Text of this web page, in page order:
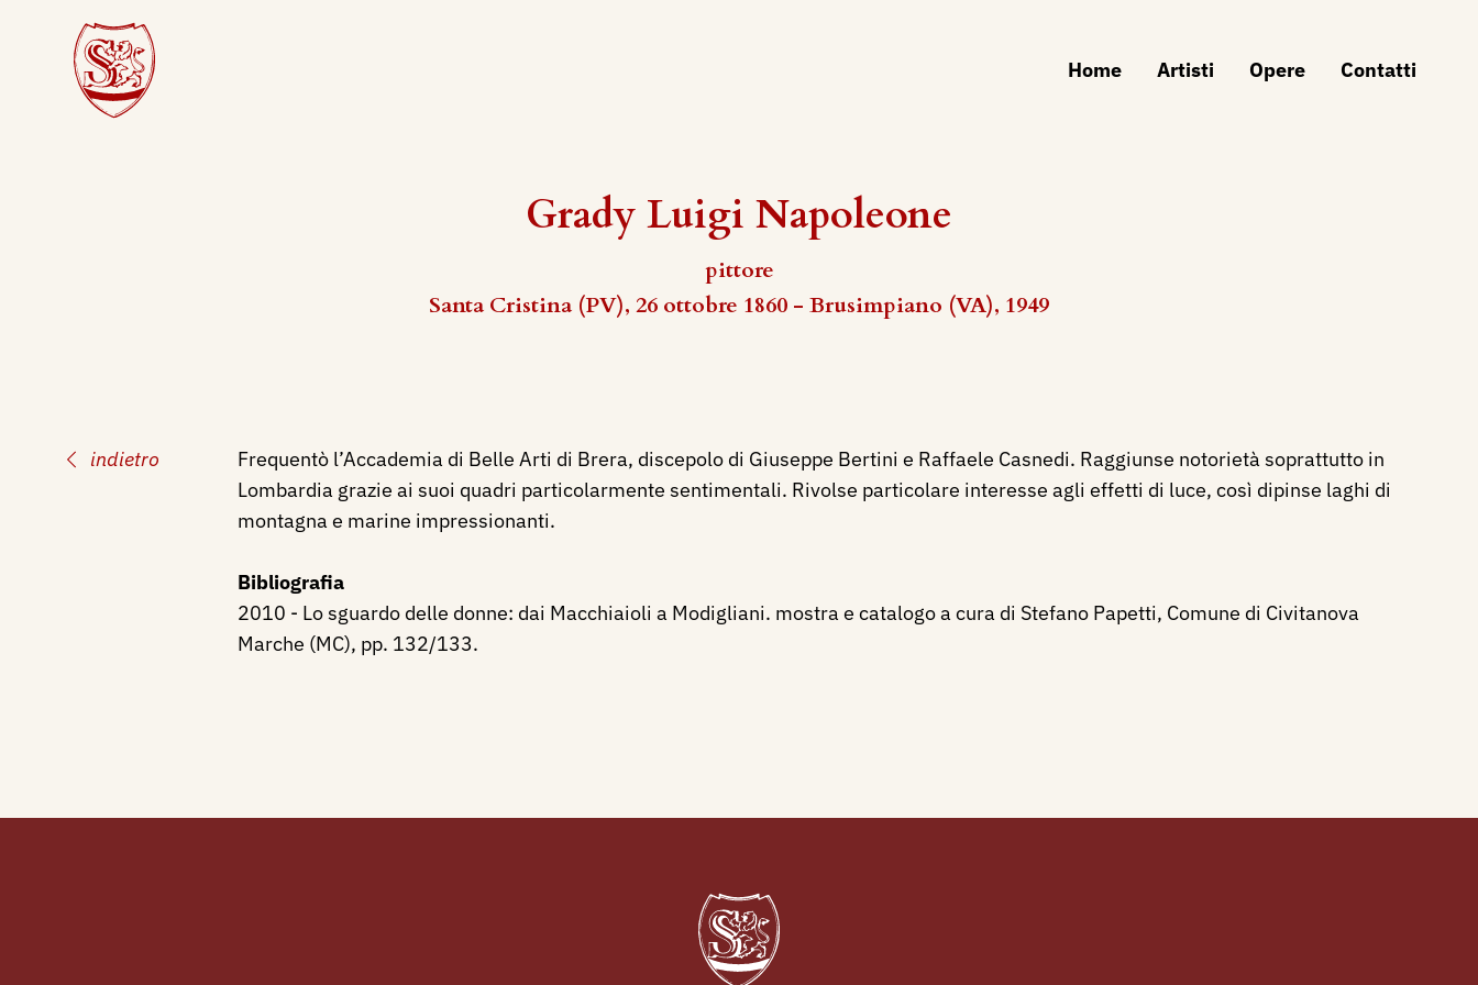
Home Artisti Opere Contatti
Grady Luigi Napoleone
pittore
Santa Cristina (PV), 26 ottobre 1860 - Brusimpiano (VA), 1949
indietro
Frequentò l’Accademia di Belle Arti di Brera, discepolo di Giuseppe Bertini e Raffaele Casnedi. Raggiunse notorietà soprattutto in
Lombardia grazie ai suoi quadri particolarmente sentimentali. Rivolse particolare interesse agli effetti di luce, così dipinse laghi di
montagna e marine impressionanti.
Bibliografia
2010 - Lo sguardo delle donne: dai Macchiaioli a Modigliani. mostra e catalogo a cura di Stefano Papetti, Comune di Civitanova
Marche (MC), pp. 132/133.